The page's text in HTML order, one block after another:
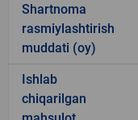
Shartnoma
rasmiylashtirish
muddati (oy)
Ishlab
chiqarilgan